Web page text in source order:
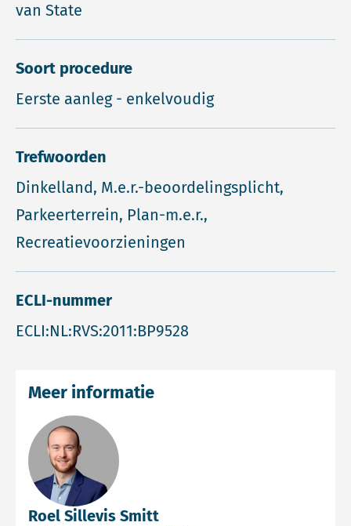
van State
Soort procedure
Eerste aanleg - enkelvoudig
Trefwoorden
Dinkelland, M.e.r.-beoordelingsplicht,
Parkeerterrein, Plan-m.e.r.,
Recreatievoorzieningen
ECLI-nummer
ECLI:NL:RVS:2011:BP9528
Roel Sillevis Smitt
Meer informatie